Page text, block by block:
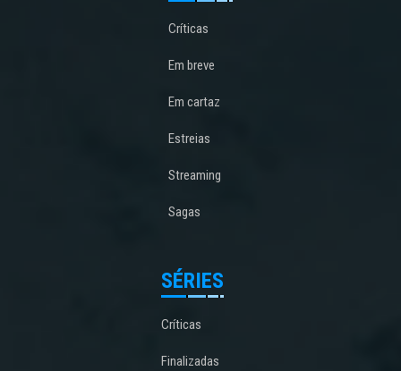
Críticas
Em breve
Em cartaz
Estreias
Streaming
Sagas
SÉRIES
Críticas
Finalizadas